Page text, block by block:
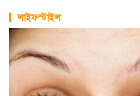
লাইফস্টাইল